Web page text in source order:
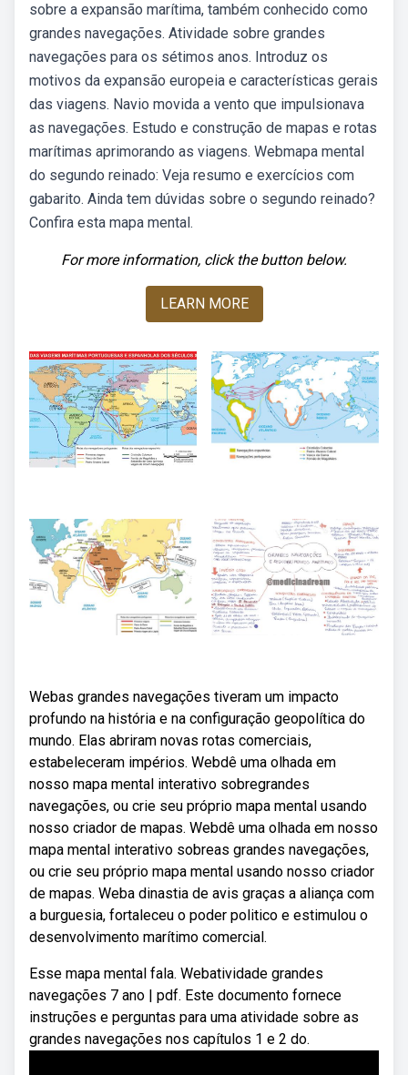
sobre a expansão marítima, também conhecido como
grandes navegações. Atividade sobre grandes
navegações para os sétimos anos. Introduz os
motivos da expansão europeia e características gerais
das viagens. Navio movida a vento que impulsionava
as navegações. Estudo e construção de mapas e rotas
marítimas aprimorando as viagens. Webmapa mental
do segundo reinado: Veja resumo e exercícios com
gabarito. Ainda tem dúvidas sobre o segundo reinado?
Confira esta mapa mental.
For more information, click the button below.
LEARN MORE
Webas grandes navegações tiveram um impacto
profundo na história e na configuração geopolítica do
mundo. Elas abriram novas rotas comerciais,
estabeleceram impérios. Webdê uma olhada em
nosso mapa mental interativo sobregrandes
navegações, ou crie seu próprio mapa mental usando
nosso criador de mapas. Webdê uma olhada em nosso
mapa mental interativo sobreas grandes navegações,
ou crie seu próprio mapa mental usando nosso criador
de mapas. Weba dinastia de avis graças a aliança com
a burguesia, fortaleceu o poder politico e estimulou o
desenvolvimento marítimo comercial.
Esse mapa mental fala. Webatividade grandes
navegações 7 ano | pdf. Este documento fornece
instruções e perguntas para uma atividade sobre as
grandes navegações nos capítulos 1 e 2 do.